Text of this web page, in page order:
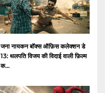
जना नायकन बॉक्स ऑफ़िस कलेक्शन डे
13: थलपति विजय की विदाई वाली फ़िल्म
क...